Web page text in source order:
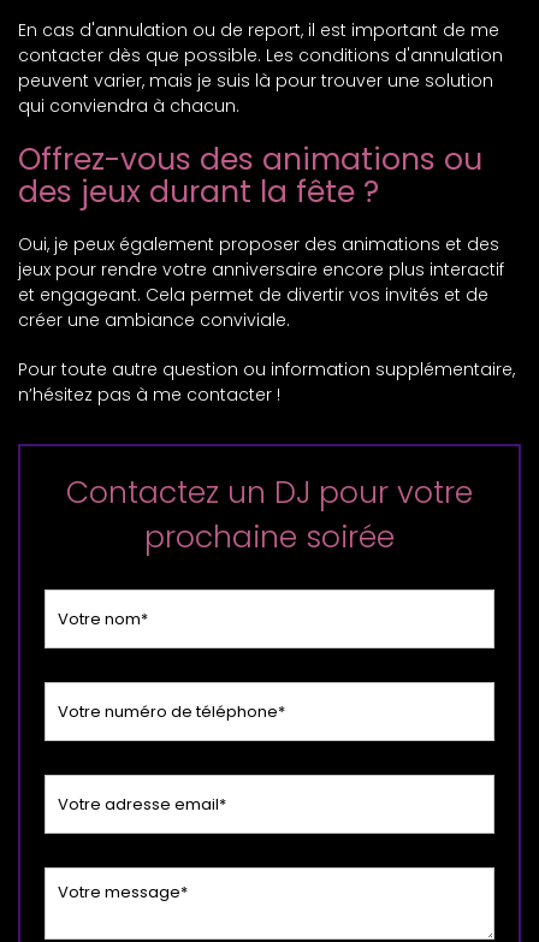
En cas d'annulation ou de report, il est important de me
contacter dès que possible. Les conditions d'annulation
peuvent varier, mais je suis là pour trouver une solution
qui conviendra à chacun.
Offrez-vous des animations ou
des jeux durant la fête ?
Oui, je peux également proposer des animations et des
jeux pour rendre votre anniversaire encore plus interactif
et engageant. Cela permet de divertir vos invités et de
créer une ambiance conviviale.
Pour toute autre question ou information supplémentaire,
n’hésitez pas à me contacter !
Contactez un DJ pour votre
prochaine soirée